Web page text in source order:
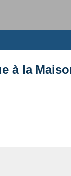
à la